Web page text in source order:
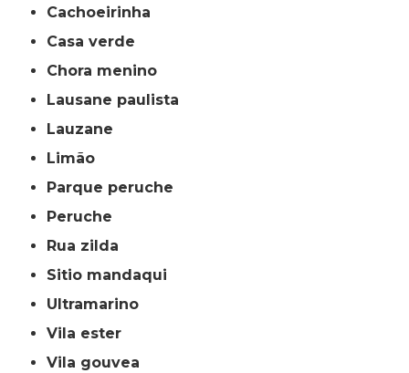
cachoeirinha
casa verde
chora menino
lausane paulista
lauzane
limão
parque peruche
peruche
rua zilda
sitio mandaqui
ultramarino
vila ester
vila gouvea